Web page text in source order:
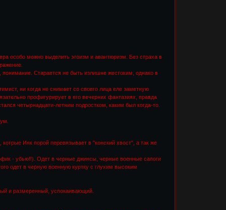
особо можно выделить эгоизм и авантюризм. Без страха в
Старается не быть излишне жестоким, однако в
ни когда не снимает со своего лица еле заметную
профигурирует в его вечерних фантазиях, правда
четырнадцати-летним подростком, каким был когда-то.
Инк порой перевязывает в "конский хвост", а так же
- убью!!). Одет в черные джинсы, черные военные сапоги
одет в черную военную куртку с глухим высоким
и размеренный, успокаивающий.